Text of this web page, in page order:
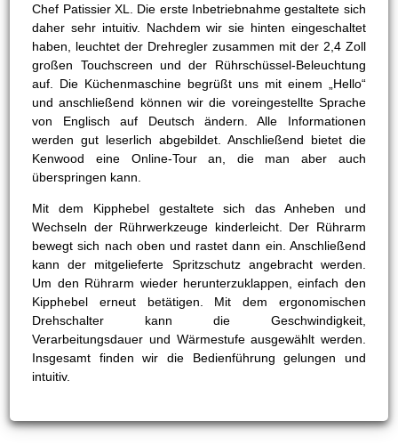
Chef Patissier XL. Die erste Inbetriebnahme gestaltete sich
daher sehr intuitiv. Nachdem wir sie hinten eingeschaltet
haben, leuchtet der Drehregler zusammen mit der 2,4 Zoll
großen Touchscreen und der Rührschüssel-Beleuchtung
auf. Die Küchenmaschine begrüßt uns mit einem „Hello“
und anschließend können wir die voreingestellte Sprache
von Englisch auf Deutsch ändern. Alle Informationen
werden gut leserlich abgebildet. Anschließend bietet die
Kenwood eine Online-Tour an, die man aber auch
überspringen kann.
Mit dem Kipphebel gestaltete sich das Anheben und
Wechseln der Rührwerkzeuge kinderleicht. Der Rührarm
bewegt sich nach oben und rastet dann ein. Anschließend
kann der mitgelieferte Spritzschutz angebracht werden.
Um den Rührarm wieder herunterzuklappen, einfach den
Kipphebel erneut betätigen. Mit dem ergonomischen
Drehschalter kann die Geschwindigkeit,
Verarbeitungsdauer und Wärmestufe ausgewählt werden.
Insgesamt finden wir die Bedienführung gelungen und
intuitiv.